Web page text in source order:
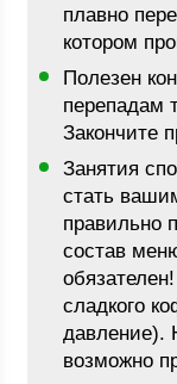
плавно
котором
Полезен
перепадам
Закончите
Занятия
стать
правильно
состав
сладкого
давление).
возможно